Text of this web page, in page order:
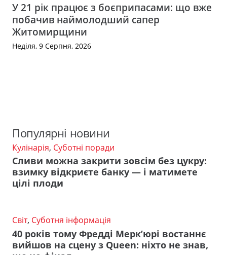
У 21 рік працює з боєприпасами: що вже
побачив наймолодший сапер
Житомирщини
Неділя, 9 Серпня, 2026
Популярні новини
Кулінарія, Суботні поради
Сливи можна закрити зовсім без цукру:
взимку відкриєте банку — і матимете
цілі плоди
Світ, Суботня інформація
40 років тому Фредді Мерк’юрі востаннє
вийшов на сцену з Queen: ніхто не знав,